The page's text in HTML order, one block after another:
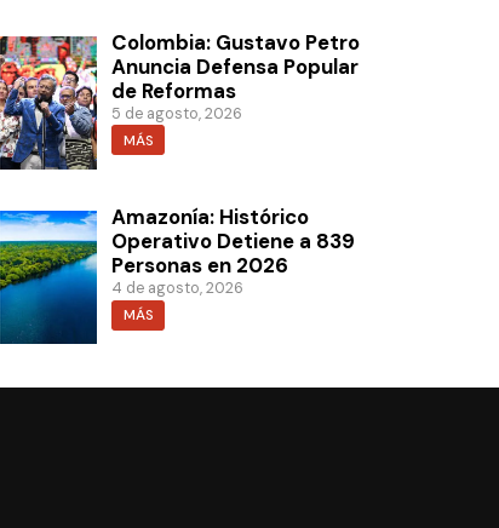
Colombia: Gustavo Petro
Anuncia Defensa Popular
de Reformas
5 de agosto, 2026
MÁS
Amazonía: Histórico
Operativo Detiene a 839
Personas en 2026
4 de agosto, 2026
MÁS